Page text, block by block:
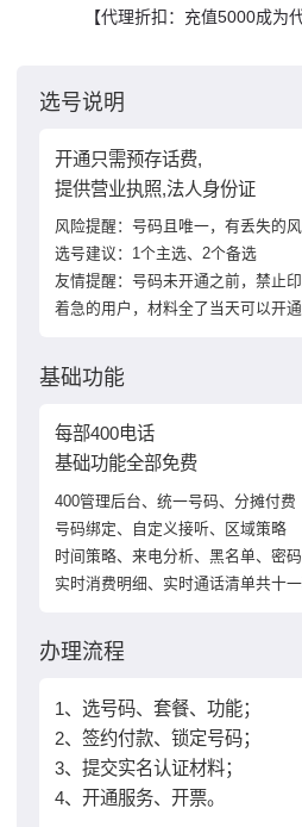
【代理折扣：充值5000成为
选号说明
开通只需预存话费,
提供营业执照,法人身份证
风险提醒：号码且唯一，有丢失的
选号建议：1个主选、2个备选
友情提醒：号码未开通之前，禁止
着急的用户，材料全了当天可以开通
基础功能
每部400电话
基础功能全部免费
400管理后台、统一号码、分摊付费
号码绑定、自定义接听、区域策略
时间策略、来电分析、黑名单、密
实时消费明细、实时通话清单共十一
办理流程
1、选号码、套餐、功能；
2、签约付款、锁定号码；
3、提交实名认证材料；
4、开通服务、开票。